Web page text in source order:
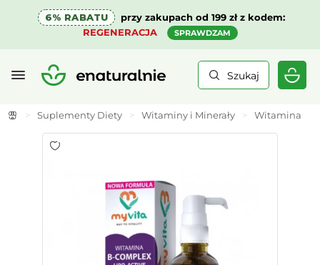
6% RABATU
przy zakupach od 199 zł z kodem:
REGENERACJA
SPRAWDZAM
Szukaj
> Suplementy Diety > Witaminy i Minerały > Witamina B